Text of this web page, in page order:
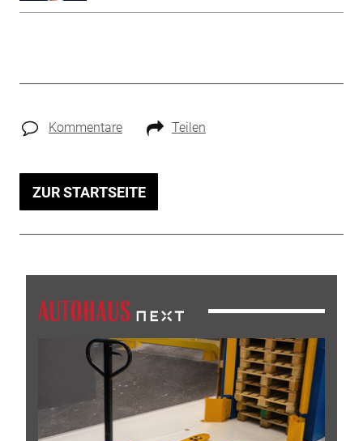
Kommentare Teilen
ZUR STARTSEITE